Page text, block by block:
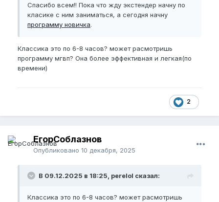
Спасибо всем!! Пока что жду экстендер начну по
класике с ним заниматься, а сегодня начну
программу новичка.
Классика это по 6-8 часов? может расмотришь
программу мгвп? Она более эффективная и легкая(по
времени)
2
ЕгорСоблазнов
Опубликовано 10 декабря, 2025
В 09.12.2025 в 18:25, perelol сказал:
Классика это по 6-8 часов? может расмотришь